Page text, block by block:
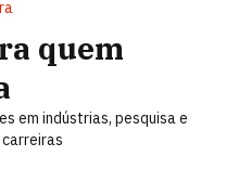
quem
em indústrias, pesquisa e